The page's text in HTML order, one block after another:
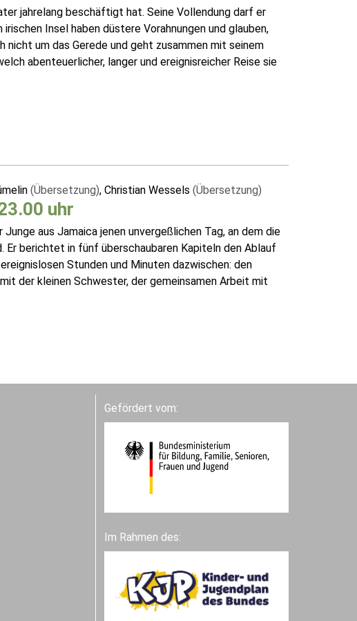
jahrelang beschäftigt hat. Seine Vollendung darf er
Insel haben düstere Vorahnungen und glauben,
nicht um das Gerede und geht zusammen mit seinem
abenteuerlicher, langer und ereignisreicher Reise sie
(Übersetzung), Christian Wessels (Übersetzung)
uhr
aus Jamaica jenen unvergeßlichen Tag, an dem die
Er berichtet in fünf überschaubaren Kapiteln den Ablauf
Stunden und Minuten dazwischen: den
der kleinen Schwester, der gemeinsamen Arbeit mit
Gefördert vom:
Im Rahmen des: